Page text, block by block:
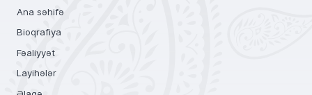
Ana səhifə
Bioqrafiya
Fəaliyyət
Layihələr